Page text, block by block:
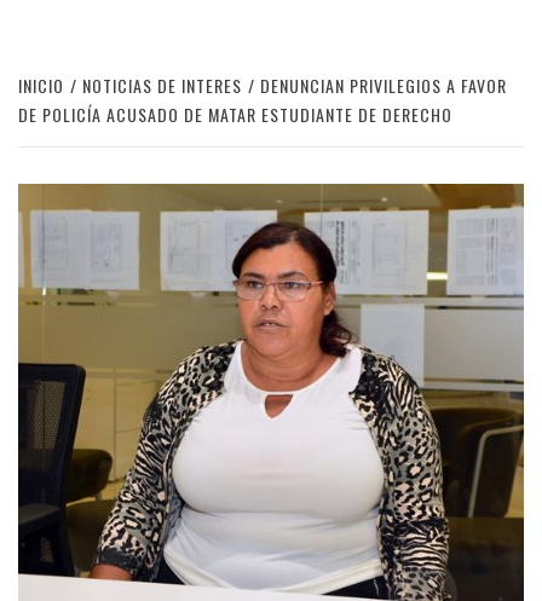
INICIO NOTICIAS DE INTERES
DENUNCIAN PRIVILEGIOS A FAVOR
DE POLICÍA ACUSADO DE MATAR ESTUDIANTE DE DERECHO